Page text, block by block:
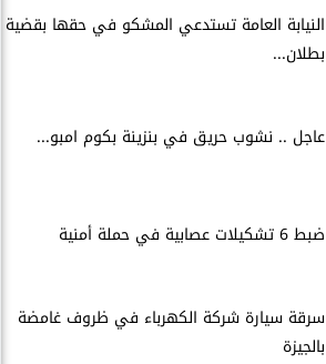
النيابة العامة تستدعي المشكو في حقها بقضية
بطلان...
عاجل .. نشوب حريق في بنزينة بكوم امبو...
ضبط 6 تشكيلات عصابية في حملة أمنية
سرقة سيارة شركة الكهرباء في ظروف غامضة
بالجيزة